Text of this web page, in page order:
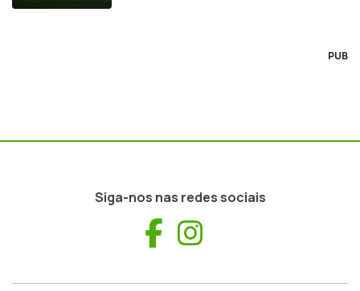
PUB
Siga-nos nas redes sociais
Facebook